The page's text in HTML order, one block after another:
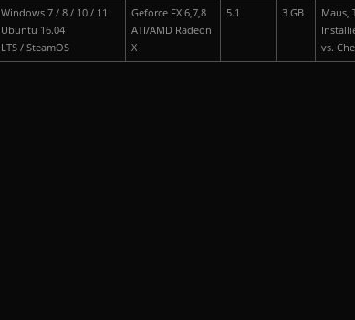
Windows 7 / 8 / 10 / 11
Ubuntu 16.04
LTS / SteamOS
Geforce FX 6,7,8
ATI/AMD Radeon
X
5.1 3 GB
Maus,
vs.